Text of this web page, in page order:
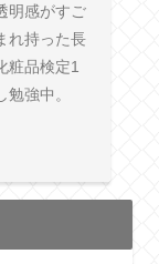
明感がすご
れ持った長
粧品検定1
強中。